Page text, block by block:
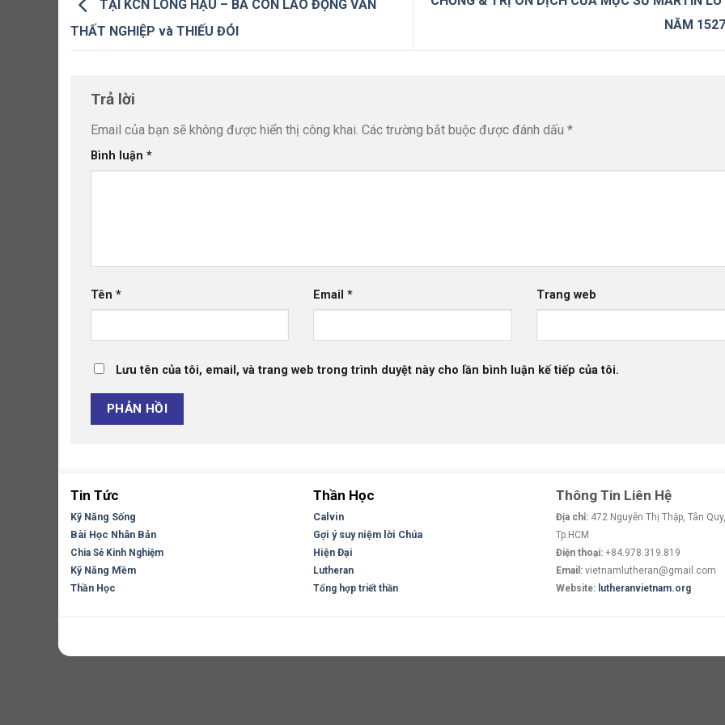
TẠI KCN LONG HẬU – BÀ CON LAO ĐỘNG VẪN
THẤT NGHIỆP và THIẾU ĐÓI
NĂM 1527
Trả lời
Email của bạn sẽ không được hiển thị công khai. Các trường bắt buộc được đánh dấu *
Bình luận *
Tên * Email* Trang web
Lưu tên của tôi, email, và trang web trong trình duyệt này cho lần bình luận kế tiếp của tôi.
Tin Tức
Kỹ Năng Sống
Bài Học Nhân Bản
Chia Sẻ Kinh Nghiệm
Kỹ Năng Mềm
Thần Học
Thần Học
Calvin
Gợi ý suy niệm lời Chúa
Hiện Đại
Lutheran
Tổng hợp triết thần
Thông Tin Liên Hệ
Địa chỉ: 472 Nguyễn Thị Thập, Tân
Tp.HCM
Điện thoại: +84.978.319.819
Email: vietnamlutheran@gmail.com
Website: lutheranvietnam.org